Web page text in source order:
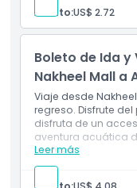
Aquaventure
Vistas icónicas
Acceso directo
Adulto:US$ 2.72
Boleto de Ida y
Nakheel Mall a
Viaje desde
regreso. Disfrute
disfruta de un
aventura acuática
Leer más
Incluye
Viaje de ida y
Mall hasta